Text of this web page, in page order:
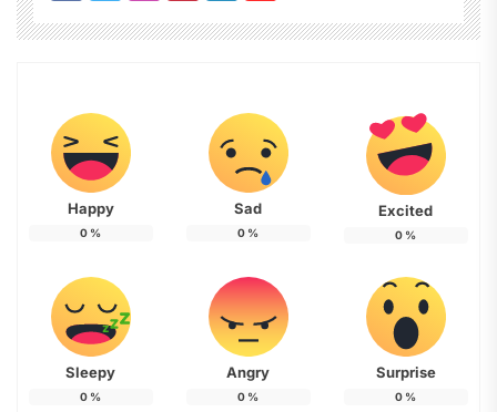
Happy
0 %
Sad
0 %
Excited
0 %
Sleepy
0 %
Angry
0 %
Surprise
0 %